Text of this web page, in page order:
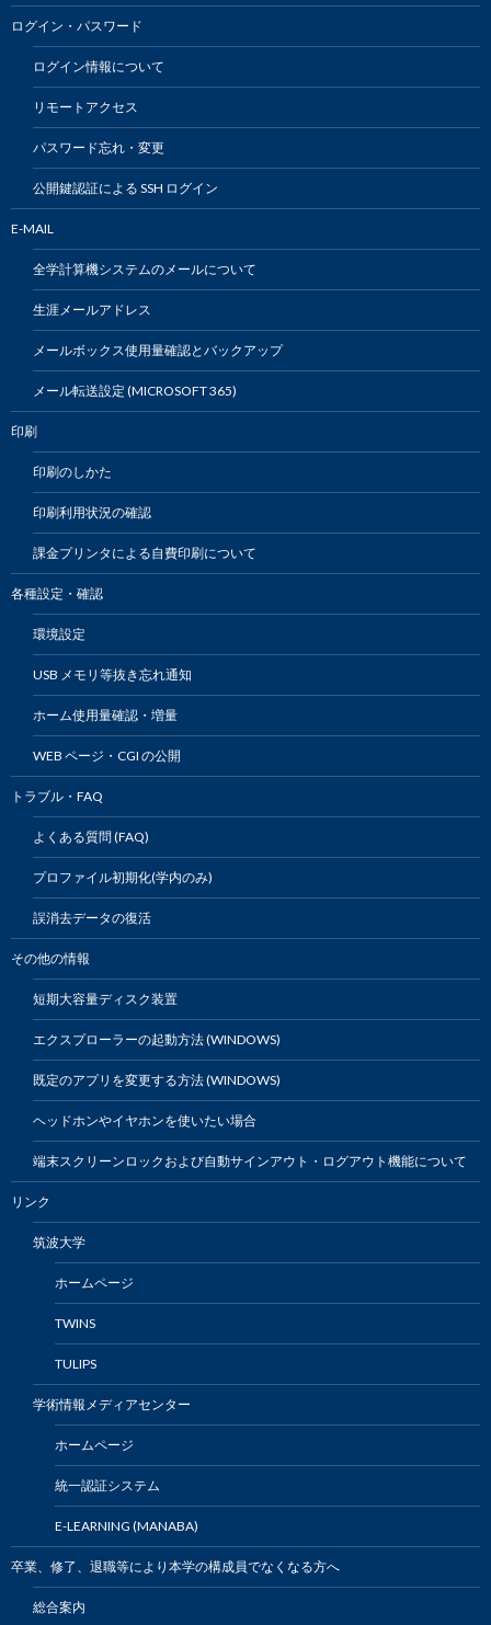
ログイン・パスワード
ログイン情報について
リモートアクセス
パスワード忘れ・変更
公開鍵認証による SSH ログイン
E-MAIL
全学計算機システムのメールについて
生涯メールアドレス
メールボックス使用量確認とバックアップ
メール転送設定 (MICROSOFT 365)
印刷
印刷のしかた
印刷利用状況の確認
課金プリンタによる自費印刷について
各種設定・確認
環境設定
USB メモリ等抜き忘れ通知
ホーム使用量確認・増量
WEB ページ・CGI の公開
トラブル・FAQ
よくある質問 (FAQ)
プロファイル初期化(学内のみ)
誤消去データの復活
その他の情報
短期大容量ディスク装置
エクスプローラーの起動方法 (WINDOWS)
既定のアプリを変更する方法 (WINDOWS)
ヘッドホンやイヤホンを使いたい場合
端末スクリーンロックおよび自動サインアウト・ログアウト機能について
リンク
筑波大学
ホームページ
TWINS
TULIPS
学術情報メディアセンター
ホームページ
統一認証システム
E-LEARNING (MANABA)
卒業、修了、退職等により本学の構成員でなくなる方へ
総合案内